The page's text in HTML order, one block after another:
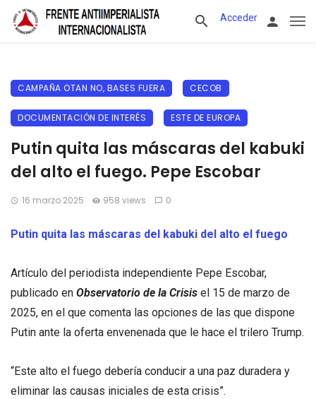
Acceder
CAMPAÑA OTAN NO, BASES FUERA CECOB
DOCUMENTACIÓN DE INTERÉS ESTE DE EUROPA
Putin quita las máscaras del kabuki
del alto el fuego. Pepe Escobar
16 marzo 2025 958 views 0
Putin quita las máscaras del kabuki del alto el fuego
Artículo del periodista independiente Pepe Escobar,
publicado en Observatorio de la Crisis el 15 de marzo de
2025, en el que comenta las opciones de las que dispone
Putin ante la oferta envenenada que le hace el trilero Trump.
“Este alto el fuego debería conducir a una paz duradera y
eliminar las causas iniciales de esta crisis”.